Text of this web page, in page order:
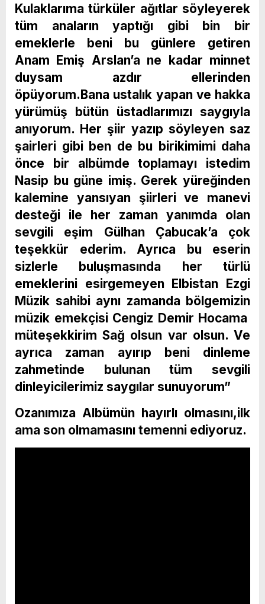
Kulaklarıma türküler ağıtlar söyleyerek
tüm anaların yaptığı gibi bin bir
emeklerle beni bu günlere getiren
Anam Emiş Arslan’a ne kadar minnet
duysam azdır ellerinden
öpüyorum.Bana ustalık yapan ve hakka
yürümüş bütün üstadlarımızı saygıyla
anıyorum. Her şiir yazıp söyleyen saz
şairleri gibi ben de bu birikimimi daha
önce bir albümde toplamayı istedim
Nasip bu güne imiş. Gerek yüreğinden
kalemine yansıyan şiirleri ve manevi
desteği ile her zaman yanımda olan
sevgili eşim Gülhan Çabucak’a çok
teşekkür ederim. Ayrıca bu eserin
sizlerle buluşmasında her türlü
emeklerini esirgemeyen Elbistan Ezgi
Müzik sahibi aynı zamanda bölgemizin
müzik emekçisi Cengiz Demir Hocama
müteşekkirim Sağ olsun var olsun. Ve
ayrıca zaman ayırıp beni dinleme
zahmetinde bulunan tüm sevgili
dinleyicilerimiz saygılar sunuyorum”
Ozanımıza Albümün hayırlı olmasını,ilk
ama son olmamasını temenni ediyoruz.